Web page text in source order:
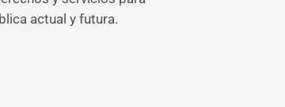
actual y futura.